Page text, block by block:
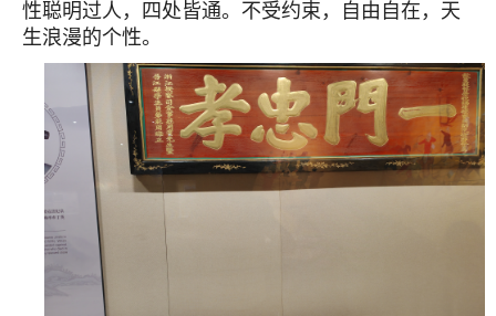
性聪明过人，四处皆通。不受约束，自由自在，天
生浪漫的个性。